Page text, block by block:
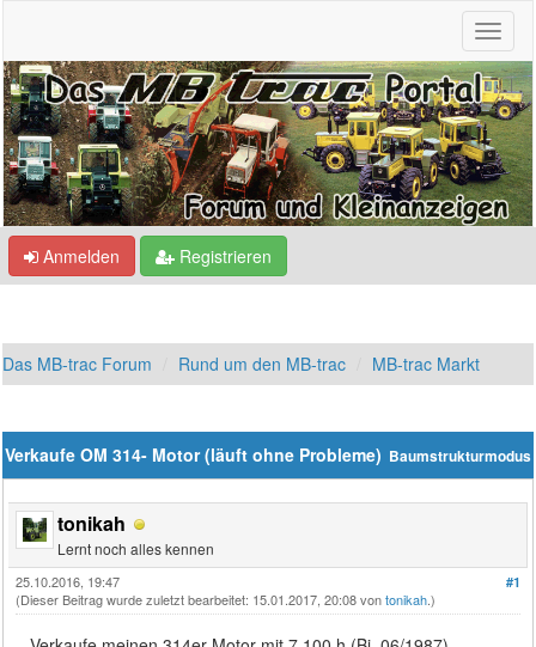
Anmelden Registrieren
Das MB-trac Forum Rund um den MB-trac MB-trac Markt
Baumstrukturmodus
Verkaufe OM 314- Motor (läuft ohne Probleme)
tonikah
Lernt noch alles kennen
#1
25.10.2016, 19:47
(Dieser Beitrag wurde zuletzt bearbeitet: 15.01.2017, 20:08 vontonikah.)